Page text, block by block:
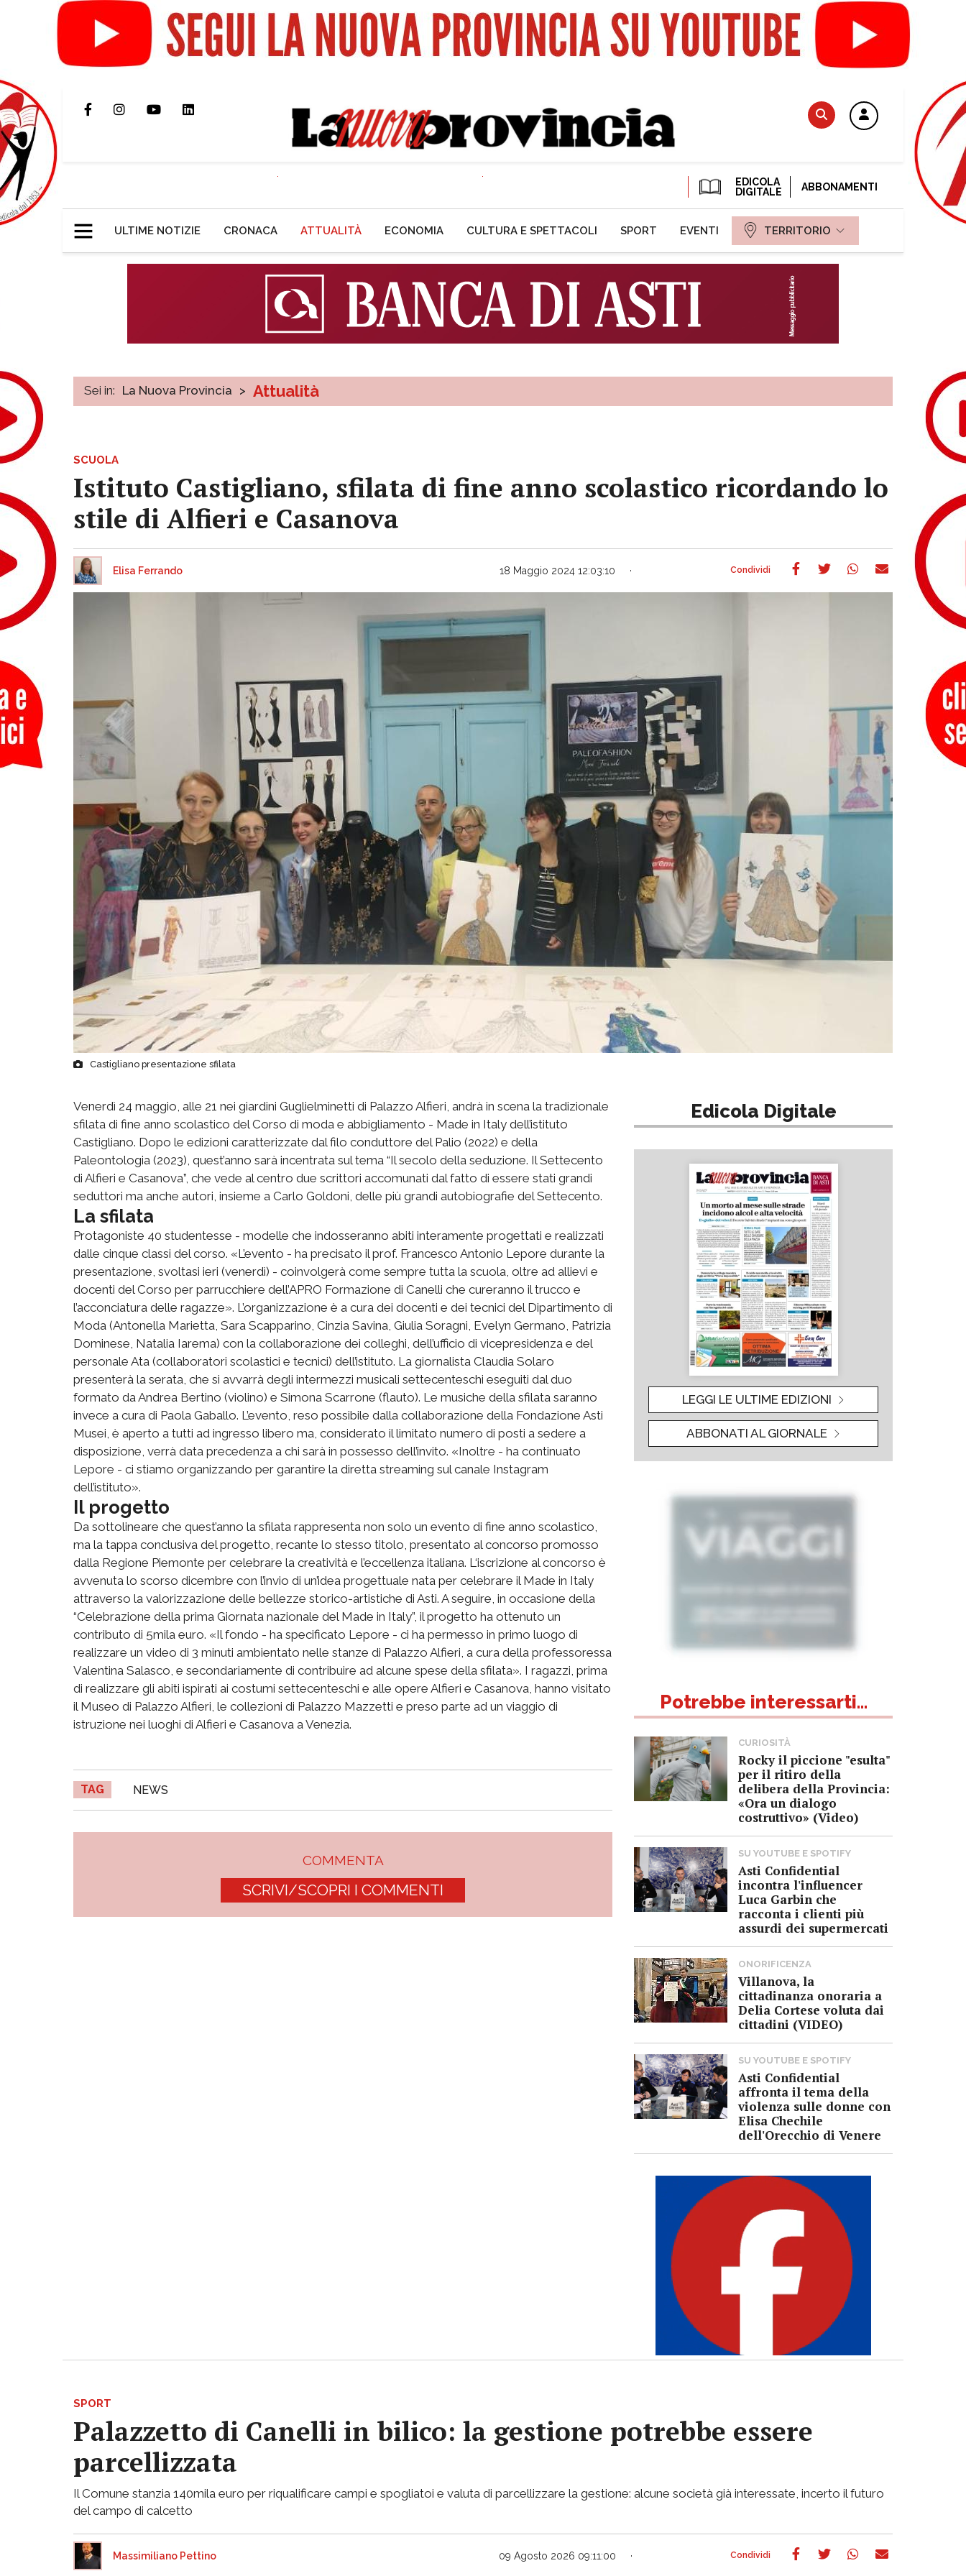
EDICOLA
DIGITALE
ABBONAMENTI
ULTIME NOTIZIE CRONACA ATTUALITÀ ECONOMIA CULTURA E SPETTACOLI SPORT EVENTI TERRITORIO
Sei in: La Nuova Provincia > Attualità
SCUOLA
Istituto Castigliano, sfilata di fine anno scolastico ricordando lo
stile di Alfieri e Casanova
Elisa Ferrando 18 Maggio 2024 12:03:10
Castigliano presentazione sfilata
Venerdì 24 maggio, alle 21 nei giardini Guglielminetti di Palazzo Alfieri, andrà in scena la tradizionale
sfilata di fine anno scolastico del Corso di moda e abbigliamento - Made in Italy dell’istituto
Castigliano. Dopo le edizioni caratterizzate dal filo conduttore del Palio (2022) e della
Paleontologia (2023), quest’anno sarà incentrata sul tema “Il secolo della seduzione. Il Settecento
di Alfieri e Casanova”, che vede al centro due scrittori accomunati dal fatto di essere stati grandi
seduttori ma anche autori, insieme a Carlo Goldoni, delle più grandi autobiografie del Settecento.
La sfilata
Protagoniste 40 studentesse - modelle che indosseranno abiti interamente progettati e realizzati
dalle cinque classi del corso. «L’evento - ha precisato il prof. Francesco Antonio Lepore durante la
presentazione, svoltasi ieri (venerdì) - coinvolgerà come sempre tutta la scuola, oltre ad allievi e
docenti del Corso per parrucchiere dell’APRO Formazione di Canelli che cureranno il trucco e
l’acconciatura delle ragazze». L’organizzazione è a cura dei docenti e dei tecnici del Dipartimento di
Moda (Antonella Marietta, Sara Scapparino, Cinzia Savina, Giulia Soragni, Evelyn Germano, Patrizia
Dominese, Natalia Iarema) con la collaborazione dei colleghi, dell’ufficio di vicepresidenza e del
personale Ata (collaboratori scolastici e tecnici) dell’istituto. La giornalista Claudia Solaro
presenterà la serata, che si avvarrà degli intermezzi musicali settecenteschi eseguiti dal duo
formato da Andrea Bertino (violino) e Simona Scarrone (flauto). Le musiche della sfilata saranno
invece a cura di Paola Gaballo. L’evento, reso possibile dalla collaborazione della Fondazione Asti
Musei, è aperto a tutti ad ingresso libero ma, considerato il limitato numero di posti a sedere a
disposizione, verrà data precedenza a chi sarà in possesso dell’invito. «Inoltre - ha continuato
Lepore - ci stiamo organizzando per garantire la diretta streaming sul canale Instagram
dell’istituto».
Il progetto
Da sottolineare che quest’anno la sfilata rappresenta non solo un evento di fine anno scolastico,
ma la tappa conclusiva del progetto, recante lo stesso titolo, presentato al concorso promosso
dalla Regione Piemonte per celebrare la creatività e l’eccellenza italiana. L‘iscrizione al concorso è
avvenuta lo scorso dicembre con l’invio di un’idea progettuale nata per celebrare il Made in Italy
attraverso la valorizzazione delle bellezze storico-artistiche di Asti. A seguire, in occasione della
“Celebrazione della prima Giornata nazionale del Made in Italy”, il progetto ha ottenuto un
contributo di 5mila euro. «Il fondo - ha specificato Lepore - ci ha permesso in primo luogo di
realizzare un video di 3 minuti ambientato nelle stanze di Palazzo Alfieri, a cura della professoressa
Valentina Salasco, e secondariamente di contribuire ad alcune spese della sfilata». I ragazzi, prima
di realizzare gli abiti ispirati ai costumi settecenteschi e alle opere Alfieri e Casanova, hanno visitato
il Museo di Palazzo Alfieri, le collezioni di Palazzo Mazzetti e preso parte ad un viaggio di
istruzione nei luoghi di Alfieri e Casanova a Venezia.
TAG NEWS
COMMENTA
SCRIVI/SCOPRI I COMMENTI
Edicola Digitale
LEGGI LE ULTIME EDIZIONI
ABBONATI AL GIORNALE
Potrebbe interessarti...
CURIOSITÀ
Rocky il piccione "esulta"
per il ritiro della
delibera della Provincia:
«Ora un dialogo
costruttivo» (Video)
SU YOUTUBE E SPOTIFY
Asti Confidential
incontra l'influencer
Luca Garbin che
racconta i clienti più
assurdi dei supermercati
ONORIFICENZA
Villanova, la
cittadinanza onoraria a
Delia Cortese voluta dai
cittadini (VIDEO)
SU YOUTUBE E SPOTIFY
Asti Confidential
affronta il tema della
violenza sulle donne con
Elisa Chechile
dell'Orecchio di Venere
SPORT
Palazzetto di Canelli in bilico: la gestione potrebbe essere
parcellizzata
Il Comune stanzia 140mila euro per riqualificare campi e spogliatoi e valuta di parcellizzare la gestione: alcune società già interessate, incerto il futuro
del campo di calcetto
Massimiliano Pettino 09 Agosto 2026 09:11:00